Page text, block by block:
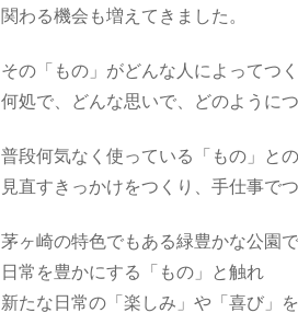
関わる機会も増えてきました。
その「もの」がどんな人によってつ
何処で、どんな思いで、どのように
普段何気なく使っている「もの」と
見直すきっかけをつくり、手仕事で
茅ヶ崎の特色でもある緑豊かな公園で
日常を豊かにする「もの」と触れ
新たな日常の「楽しみ」や「喜び」を